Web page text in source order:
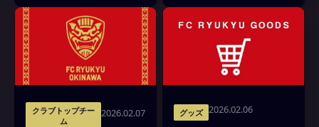
クラブトップチー
ム
2026.02.07 グッズ 2026.02.06